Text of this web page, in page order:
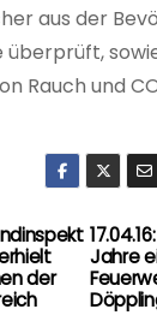
aus der
überprüft,
Rauch und
Jahre
der